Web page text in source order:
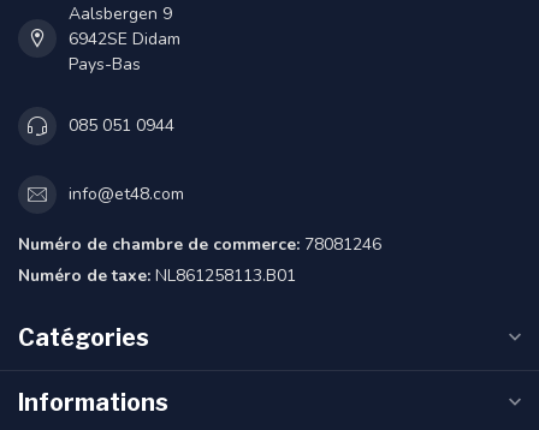
Aalsbergen 9
6942SE Didam
Pays-Bas
085 051 0944
info@et48.com
Numéro de chambre de commerce: 78081246
Numéro de taxe: NL861258113.B01
Catégories
Informations